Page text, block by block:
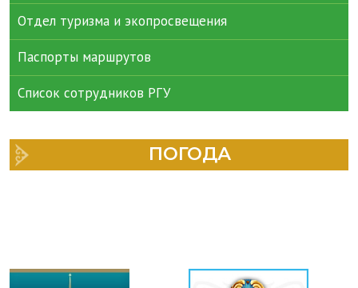
Отдел туризма и экопросвещения
Паспорты маршрутов
Список сотрудников РГУ
ПОГОДА